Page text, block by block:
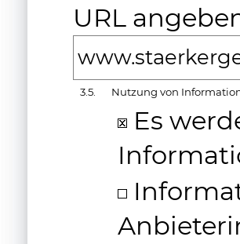
URL
3.5. Nutzung von
Es